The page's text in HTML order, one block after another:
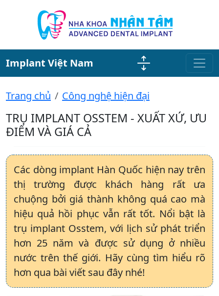
Implant Việt Nam
Trang chủ Công nghệ hiện đại
TRỤ IMPLANT OSSTEM - XUẤT XỨ, ƯU
ĐIỂM VÀ GIÁ CẢ
Các dòng implant Hàn Quốc hiện nay trên
thị trường được khách hàng rất ưa
chuộng bởi giá thành không quá cao mà
hiệu quả hồi phục vẫn rất tốt. Nổi bật là
trụ implant Osstem, với lịch sử phát triển
hơn 25 năm và được sử dụng ở nhiều
nước trên thế giới. Hãy cùng tìm hiểu rõ
hơn qua bài viết sau đây nhé!